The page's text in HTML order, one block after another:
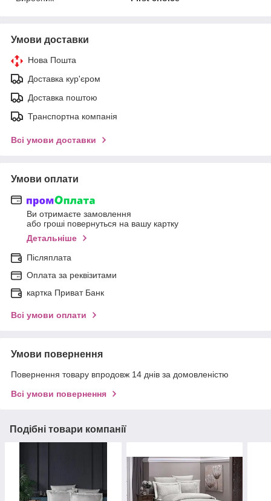
Умови доставки
Нова Пошта
Доставка кур'єром
Доставка поштою
Транспортна компанія
Всі умови доставки
Умови оплати
Ви отримаєте замовлення
або гроші повернуться на вашу картку
Детальніше
Післяплата
Оплата за реквізитами
картка Приват Банк
Всі умови оплати
Умови повернення
Повернення товару впродовж 14 днів за домовленістю
Всі умови повернення
Подібні товари компанії